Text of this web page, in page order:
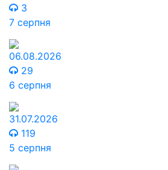
3
7 серпня
06.08.2026
29
6 серпня
31.07.2026
119
5 серпня